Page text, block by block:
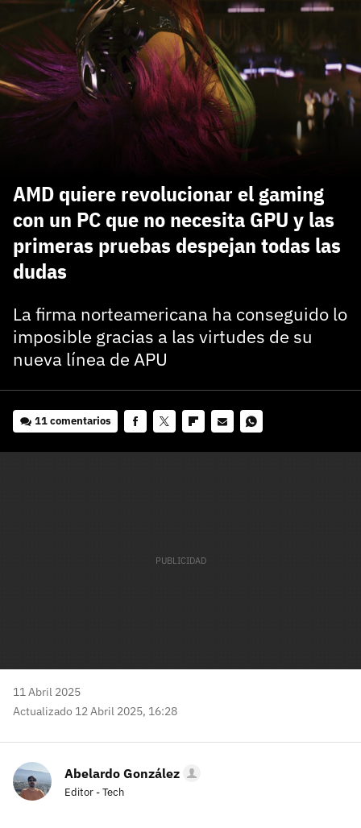
AMD quiere revolucionar el gaming
con un PC que no necesita GPU y las
primeras pruebas despejan todas las
dudas
La firma norteamericana ha conseguido lo
imposible gracias a las virtudes de su
nueva línea de APU
11 comentarios
11 Abril 2025
Actualizado 12 Abril 2025, 16:28
Abelardo González
Editor - Tech
¿Todavía no tienes cuenta?
Regístrate gratis
El inicio de sesión con Facebook ya no está
Recupera tu acceso con Facebook
carácter inicial), pero no mayúsculas, espacios, tildes
o caracteres especiales.
He leído y acepto lapolitica de privacidad y
de participación
Registrarse en 3DJuegos
Entra con Google
¿Ya tienes cuenta?
Entra en 3DJuegos